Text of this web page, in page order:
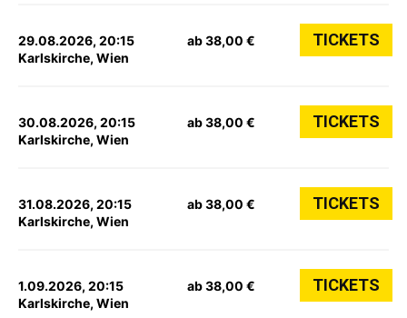
29.08.2026, 20:15
Karlskirche, Wien
ab 38,00 € TICKETS
30.08.2026, 20:15
Karlskirche, Wien
ab 38,00 € TICKETS
31.08.2026, 20:15
Karlskirche, Wien
ab 38,00 € TICKETS
1.09.2026, 20:15
Karlskirche, Wien
ab 38,00 € TICKETS